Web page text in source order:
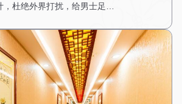
杜绝外界打扰，给男士足…